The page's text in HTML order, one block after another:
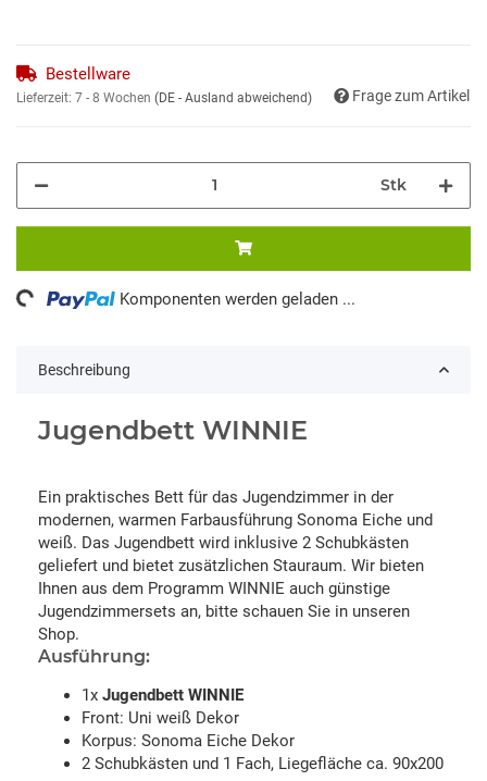
Bestellware
Lieferzeit: 7 - 8 Wochen (DE - Ausland abweichend) Frage zum Artikel
Stk
Komponenten werden geladen ...
Beschreibung
Jugendbett WINNIE
Ein praktisches Bett für das Jugendzimmer in der
modernen, warmen Farbausführung Sonoma Eiche und
weiß. Das Jugendbett wird inklusive 2 Schubkästen
geliefert und bietet zusätzlichen Stauraum. Wir bieten
Ihnen aus dem Programm WINNIE auch günstige
Jugendzimmersets an, bitte schauen Sie in unseren
Shop.
Ausführung:
1x Jugendbett WINNIE
Front: Uni weiß Dekor
Korpus: Sonoma Eiche Dekor
2 Schubkästen und 1 Fach, Liegefläche ca. 90x200